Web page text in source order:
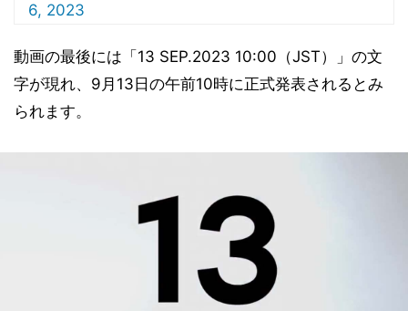
6, 2023
動画の最後には「13 SEP.2023 10:00（JST）」の文
字が現れ、9月13日の午前10時に正式発表されるとみ
られます。